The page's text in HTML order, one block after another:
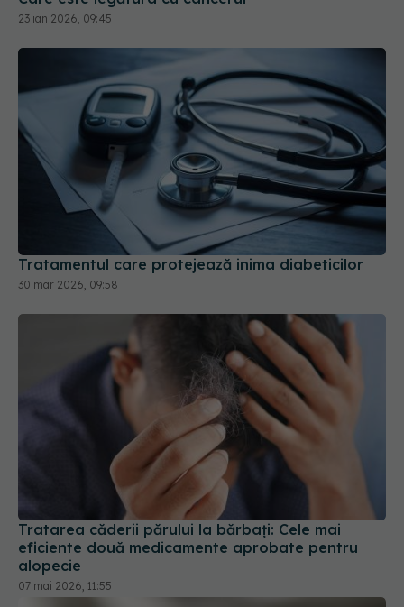
Tratamentul care protejează inima diabeticilor
30 mar 2026, 09:58
Tratarea căderii părului la bărbați: Cele mai
eficiente două medicamente aprobate pentru
alopecie
07 mai 2026, 11:55